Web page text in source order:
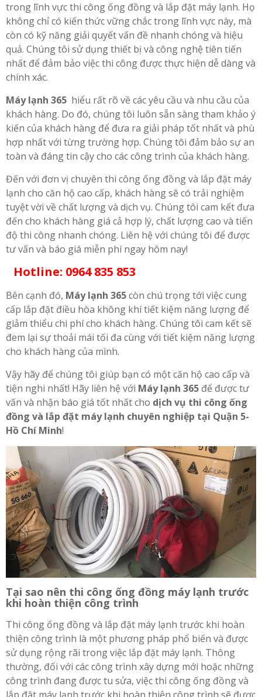
trong lĩnh vực thi công ống đồng và lắp đặt máy lạnh. Họ
không chỉ có kiến ​​thức vững chắc trong lĩnh vực này, mà
còn có kỹ năng giải quyết vấn đề nhanh chóng và hiệu
quả. Chúng tôi sử dụng thiết bị và công nghệ tiên tiến
nhất để đảm bảo việc thi công được thực hiện dễ dàng và
chính xác.
Máy lạnh 365 hiểu rất rõ về các yêu cầu và nhu cầu của
khách hàng. Do đó, chúng tôi luôn sẵn sàng tham khảo ý
kiến ​​của khách hàng để đưa ra giải pháp tốt nhất và phù
hợp nhất với từng trường hợp. Chúng tôi đảm bảo sự an
toàn và đáng tin cậy cho các công trình của khách hàng.
Đến với đơn vị chuyên thi công ống đồng và lắp đặt máy
lạnh cho căn hộ cao cấp, khách hàng sẽ có trải nghiệm
tuyệt vời về chất lượng và dịch vụ. Chúng tôi cam kết đưa
đến cho khách hàng giá cả hợp lý, chất lượng cao và tiến
độ thi công nhanh chóng. Liên hệ với chúng tôi để được
tư vấn và báo giá miễn phí ngay hôm nay!
Hotline: 0964 835 853
Bên cạnh đó, Máy lạnh 365còn chú trọng tới việc cung
cấp lắp đặt điều hòa không khí tiết kiệm năng lượng để
giảm thiểu chi phí cho khách hàng. Chúng tôi cam kết sẽ
đem lại sự thoải mái tối đa cùng với tiết kiệm năng lượng
cho khách hàng của mình.
Vậy hãy để chúng tôi giúp bạn có một căn hộ cao cấp và
tiện nghi nhất! Hãy liên hệ với Máy lạnh 365 để được tư
vấn và nhận báo giá tốt nhất cho dịch vụ thi công ống
đồng và lắp đặt máy lạnh chuyên nghiệp tại Quận 5-
Hồ Chí Minh!
Tại sao nên thi công ống đồng máy lạnh trước
khi hoàn thiện công trình
Thi công ống đồng và lắp đặt máy lạnh trước khi hoàn
thiện công trình là một phương pháp phổ biến và được
sử dụng rộng rãi trong việc lắp đặt máy lạnh. Thông
thường, đối với các công trình xây dựng mới hoặc những
công trình đang được tu sửa, việc thi công ống đồng và